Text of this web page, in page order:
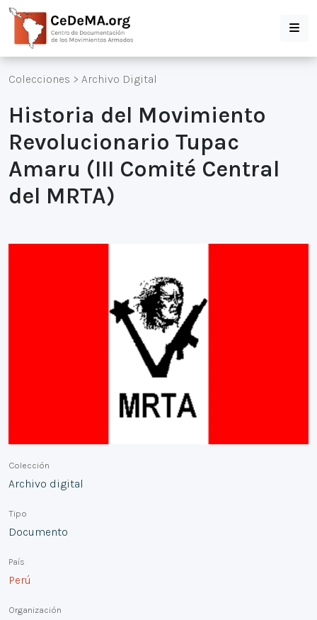
Colecciones > Archivo Digital
Historia del Movimiento
Revolucionario Tupac
Amaru (III Comité Central
del MRTA)
Colección
Archivo digital
Tipo
Documento
País
Perú
Organización